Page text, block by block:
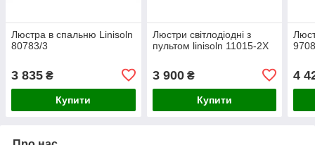
Люстра в спальню Linisoln
80783/3
3 835 ₴
Купити
Люстри світлодіодні з
пультом linisoln 11015-2X
3 900₴
Купити
4